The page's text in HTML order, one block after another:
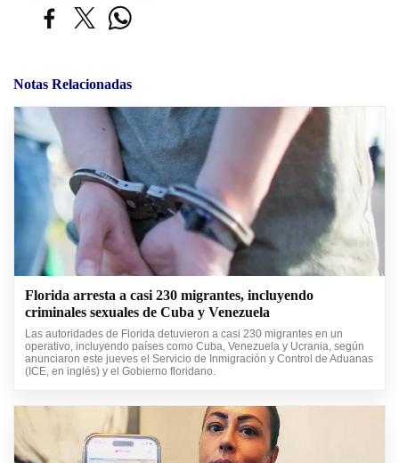
Notas Relacionadas
Florida arresta a casi 230 migrantes, incluyendo
criminales sexuales de Cuba y Venezuela
Las autoridades de Florida detuvieron a casi 230 migrantes en un
operativo, incluyendo países como Cuba, Venezuela y Ucrania, según
anunciaron este jueves el Servicio de Inmigración y Control de Aduanas
(ICE, en inglés) y el Gobierno floridano.